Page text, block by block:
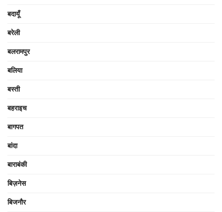
बदायूँ
बरेली
बलरामपुर
बलिया
बस्ती
बहराइच
बागपत
बांदा
बाराबंकी
बिज़नेस
बिजनौर